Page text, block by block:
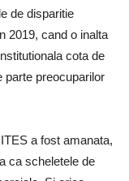
de disparitie
2019, cand o inalta
cota de
parte preocuparilor
a fost amanata,
ca scheletele de